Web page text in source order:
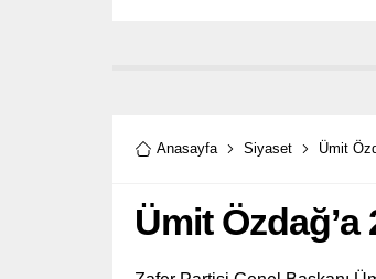
Anasayfa Siyaset Ümit
Ümit Özdağ’a